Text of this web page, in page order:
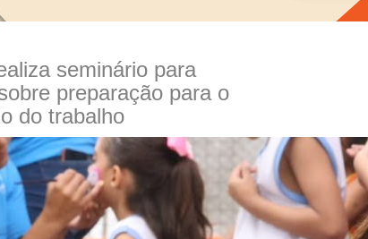
seminário para
preparação para o
do trabalho